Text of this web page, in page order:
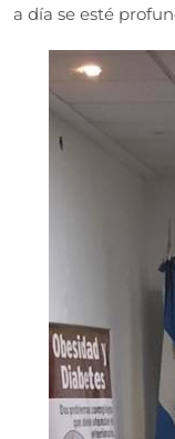
a día se esté